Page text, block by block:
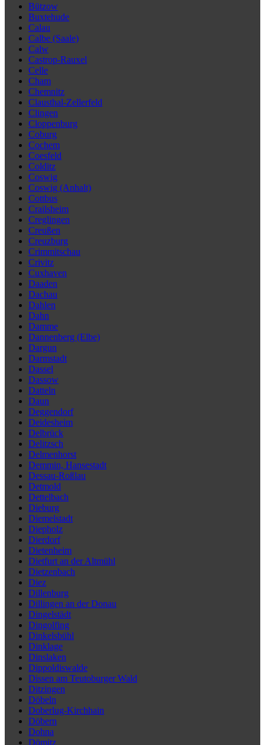
Bützow
Buxtehude
Calau
Calbe (Saale)
Calw
Castrop-Rauxel
Celle
Cham
Chemnitz
Clausthal-Zellerfeld
Clingen
Cloppenburg
Coburg
Cochem
Coesfeld
Colditz
Coswig
Coswig (Anhalt)
Cottbus
Crailsheim
Creglingen
Creußen
Creuzburg
Crimmitschau
Crivitz
Cuxhaven
Daaden
Dachau
Dahlen
Dahn
Damme
Dannenberg (Elbe)
Dargun
Darmstadt
Dassel
Dassow
Datteln
Daun
Deggendorf
Deidesheim
Delbrück
Delitzsch
Delmenhorst
Demmin, Hansestadt
Dessau-Roßlau
Detmold
Dettelbach
Dieburg
Diemelstadt
Diepholz
Dierdorf
Dietenheim
Dietfurt an der Altmühl
Dietzenbach
Diez
Dillenburg
Dillingen an der Donau
Dingelstädt
Dingolfing
Dinkelsbühl
Dinklage
Dinslaken
Dippoldiswalde
Dissen am Teutoburger Wald
Ditzingen
Döbeln
Doberlug-Kirchhain
Döbern
Dohna
Dömitz